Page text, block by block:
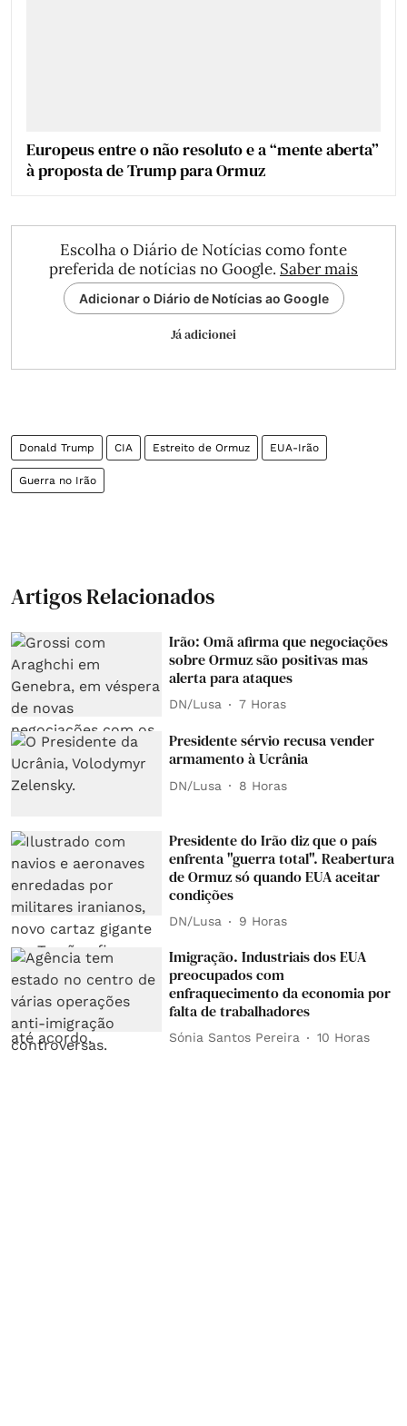
Europeus entre o não resoluto e a “mente aberta”
à proposta de Trump para Ormuz
Escolha o Diário de Notícias como fonte
preferida de notícias no Google. Saber mais
Adicionar o Diário de Notícias ao Google
Já adicionei
Donald Trump CIA Estreito de Ormuz EUA-Irão
Guerra no Irão
Artigos Relacionados
Irão: Omã afirma que negociações
sobre Ormuz são positivas mas
alerta para ataques
DN/Lusa 7 Horas
Presidente sérvio recusa vender
armamento à Ucrânia
DN/Lusa 8 Horas
Presidente do Irão diz que o país
enfrenta "guerra total". Reabertura
de Ormuz só quando EUA aceitar
condições
DN/Lusa 9 Horas
Imigração. Industriais dos EUA
preocupados com
enfraquecimento da economia por
falta de trabalhadores
Sónia Santos Pereira 10 Horas